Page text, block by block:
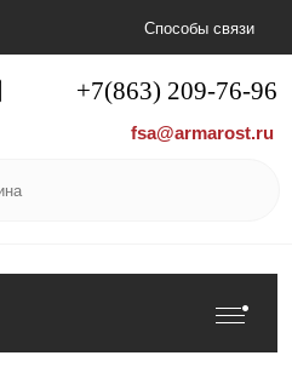
+7(863) 209-76-96
fsa@armarost.ru
Способы связи